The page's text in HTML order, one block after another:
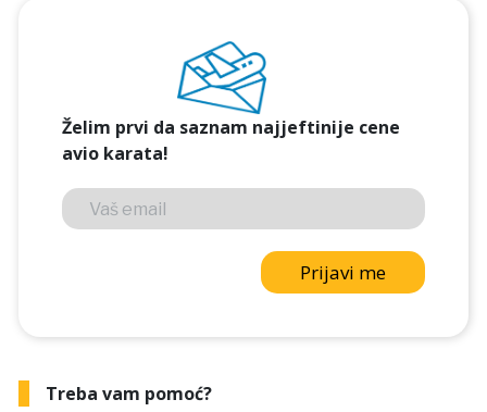
Želim prvi da saznam najjeftinije cene
avio karata!
Prijavi me
Treba vam pomoć?